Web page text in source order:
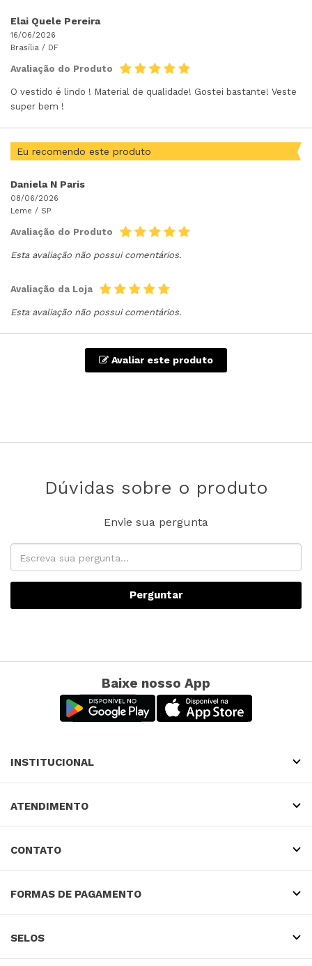
Elai Quele Pereira
16/06/2026
Brasília / DF
Avaliação do Produto
O vestido é lindo ! Material de qualidade! Gostei bastante! Veste
super bem !
Eu recomendo este produto
Daniela N Paris
08/06/2026
Leme / SP
Avaliação do Produto
Esta avaliação não possui comentários.
Avaliação da Loja
Esta avaliação não possui comentários.
Avaliar este produto
Dúvidas sobre o produto
Envie sua pergunta
Perguntar
Baixe nosso App
INSTITUCIONAL
ATENDIMENTO
CONTATO
FORMAS DE PAGAMENTO
SELOS